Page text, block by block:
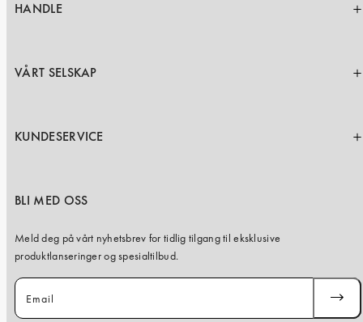
HANDLE
VÅRT SELSKAP
KUNDESERVICE
BLI MED OSS
Meld deg på vårt nyhetsbrev for tidlig tilgang til eksklusive
produktlanseringer og spesialtilbud.
Email